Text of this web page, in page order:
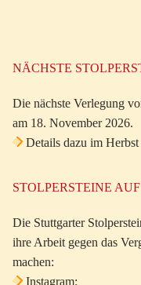
NÄCHSTE
Die nächste Verlegung
am 18. November 2026.
Details dazu im Herbst
STOLPERSTEINE
Die Stuttgarter
ihre Arbeit gegen das
machen:
Instagram: